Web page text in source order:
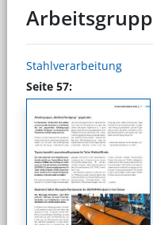
Stahlverarbeitung
Seite 57: